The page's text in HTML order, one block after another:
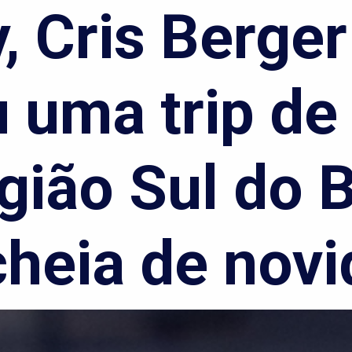
Cris
uma trip
Sul do
de
Cris
uma trip
Sul do
de